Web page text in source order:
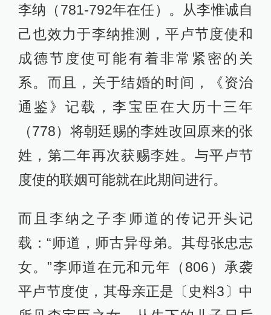
李纳（781-792年在任）。从李惟诚自
己也效力于李纳推测，平卢节度使和
成德节度使可能有着非常紧密的关
系。而且，关于结婚的时间，《资治
通鉴》记载，李宝臣在大历十三年
（778）将朝廷赐的李姓改回原来的张
姓，第二年再次获赐李姓。与平卢节
度使的联姻可能就在此期间进行。
而且李纳之子李师道的传记开头记
载：“师道，师古异母弟。其母张忠志
女。”李师道在元和元年（806）承袭
平卢节度使，其母亲正是〔史料3〕中